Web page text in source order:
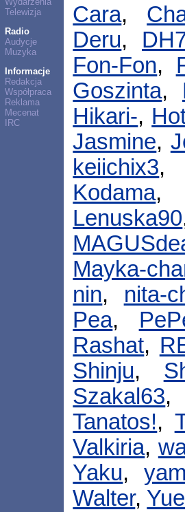
Telewizja
Radio
Audycje
Muzyka
Informacje
Redakcja
Współpraca
Reklama
Mecenat
IRC
Cara,
Deru,
Fon-Fon,
Goszinta,
Hikari-,
Jasmine,
keiichix3,
Kodama,
Lenuska90
Mayka-
nin, nita-
Pea,
Rashat,
Shinju,
Szakal63,
Tanatos!,
Valkiria,
Yaku,
Walter, Yue